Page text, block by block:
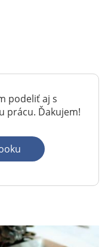
podeliť aj s
prácu. Ďakujem!